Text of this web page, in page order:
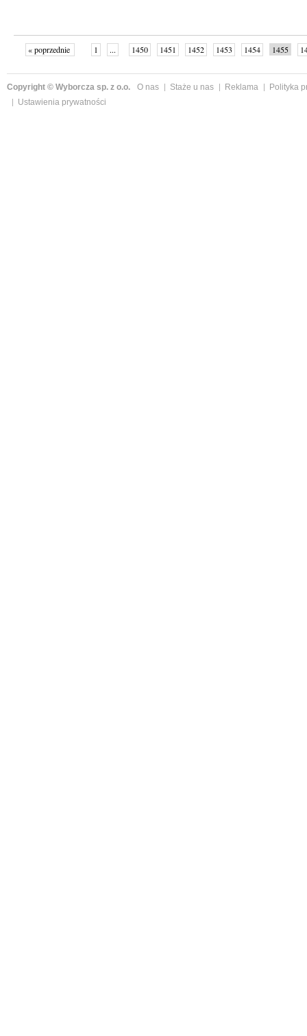
« poprzednie 1 ... 1450 1451 1452 1453 1454 1455
Copyright © Wyborcza sp. z o.o. O nas Staże u nas Reklama
Polityka
Ustawienia prywatności